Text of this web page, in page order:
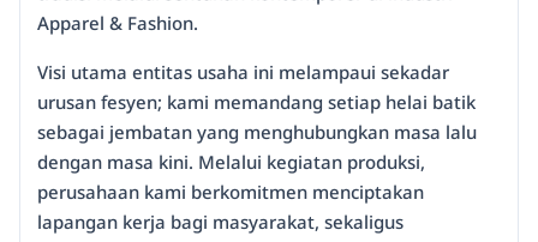
Apparel & Fashion.
Visi utama entitas usaha ini melampaui sekadar
urusan fesyen; kami memandang setiap helai batik
sebagai jembatan yang menghubungkan masa lalu
dengan masa kini. Melalui kegiatan produksi,
perusahaan kami berkomitmen menciptakan
lapangan kerja bagi masyarakat, sekaligus